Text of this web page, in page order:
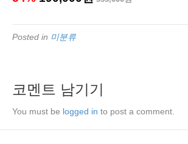
Posted in 미분류
코멘트 남기기
You must be logged in to post a comment.